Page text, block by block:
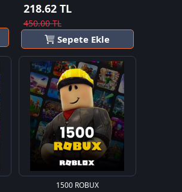
218.62 TL
450.00 TL
Sepete Ekle
1500 ROBUX